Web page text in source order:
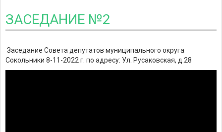
ЗАСЕДАНИЕ №2
Заседание Совета депутатов муниципального округа
Сокольники 8-11-2022 г. по адресу: Ул. Русаковская, д.28